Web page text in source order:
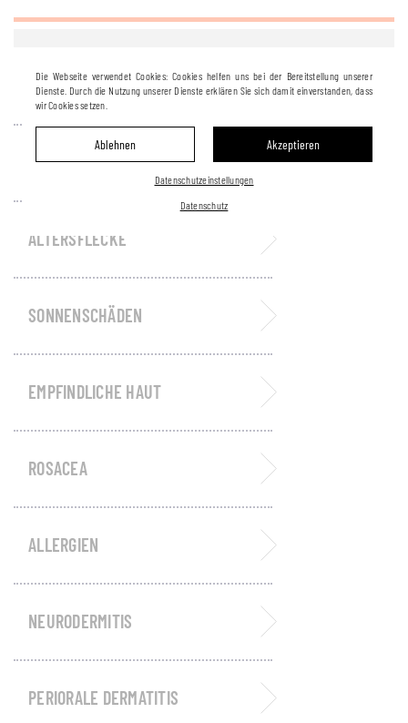
NARBEN
PIGMENTSTÖRUNGEN
ALTERSFLECKE
SONNENSCHÄDEN
EMPFINDLICHE HAUT
ROSACEA
ALLERGIEN
NEURODERMITIS
PERIORALE DERMATITIS
Die Webseite verwendet Cookies: Cookies helfen uns bei der Bereitstellung unserer
Dienste. Durch die Nutzung unserer Dienste erklären Sie sich damit einverstanden, dass
wir Cookies setzen.
Ablehnen Akzeptieren
Datenschutzeinstellungen
Datenschutz